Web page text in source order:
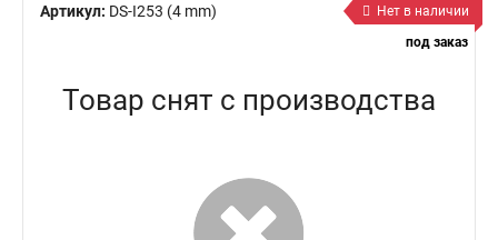
Артикул: DS-I253 (4 mm)
Нет в наличии
под заказ
Товар снят с производства